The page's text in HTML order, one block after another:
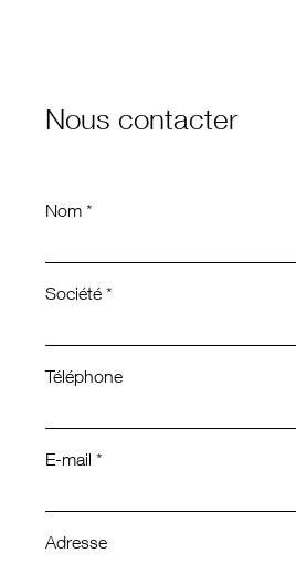
Nous contacter
Nom *
Société *
Téléphone
E-mail *
Adresse